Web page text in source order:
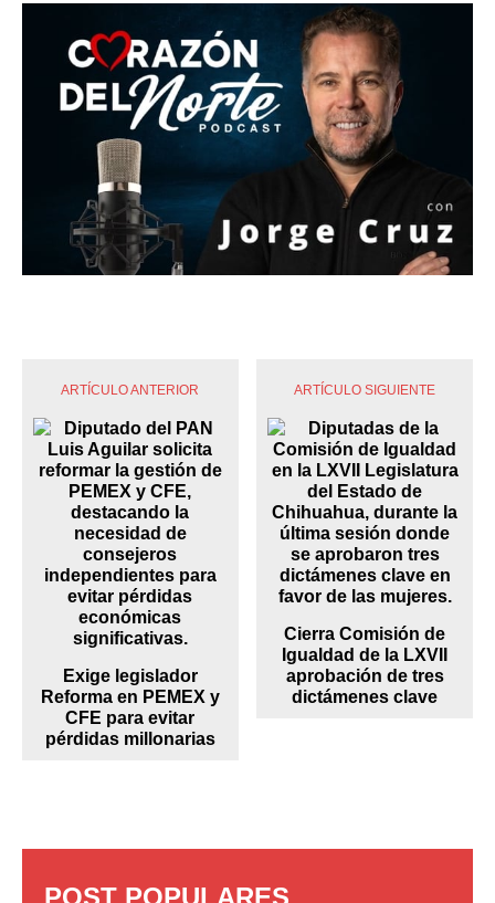
ARTÍCULO ANTERIOR
Exige legislador
Reforma en PEMEX y
CFE para evitar
pérdidas millonarias
ARTÍCULO SIGUIENTE
Cierra Comisión de
Igualdad de la LXVII
aprobación de tres
dictámenes clave
POST POPULARES